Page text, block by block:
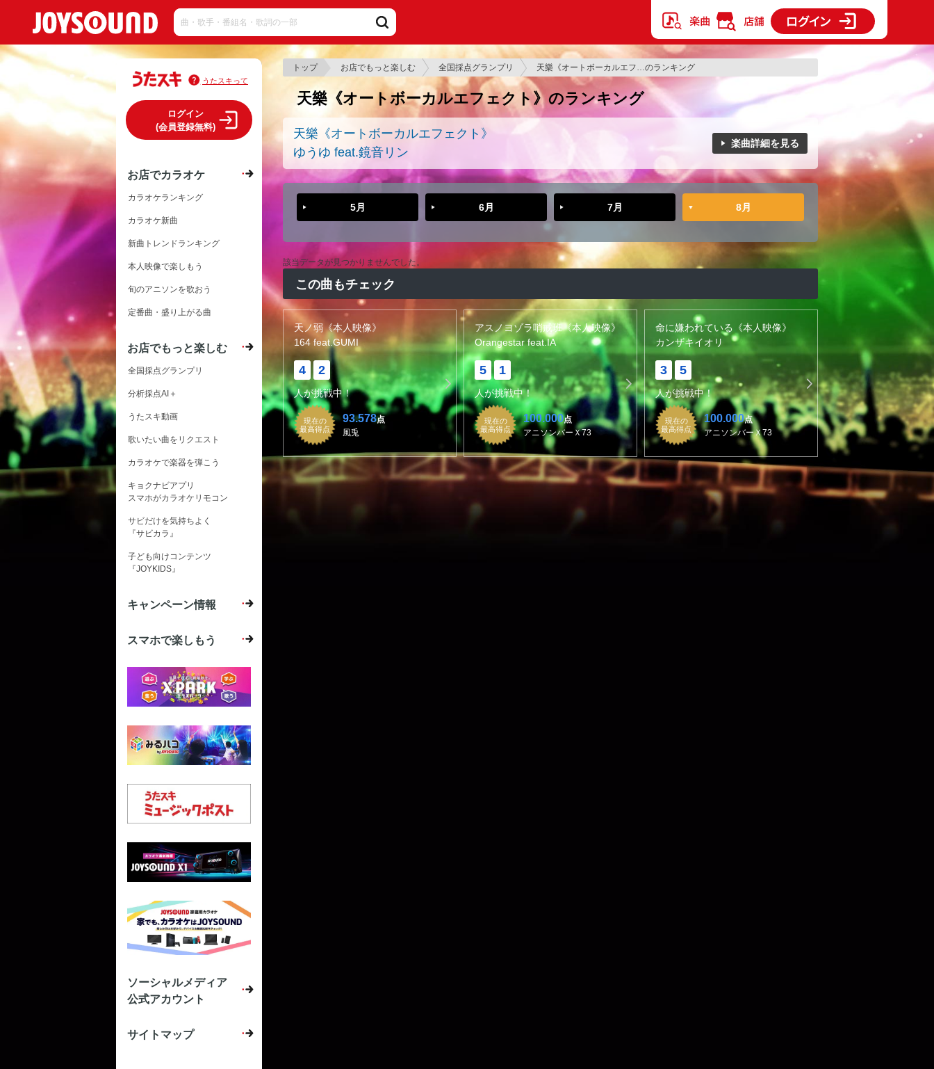
トップ お店でもっと楽しむ 全国採点グランプリ 天樂《オートボーカルエフ…のランキング
天樂《オートボーカルエフェクト》のランキング
天樂《オートボーカルエフェクト》
ゆうゆ feat.鏡音リン
楽曲詳細を見る
5月 6月 7月 8月
該当データが見つかりませんでした。
この曲もチェック
天ノ弱《本人映像》
164 feat.GUMI
4 2
人が挑戦中！
現在の
最高得点
93.578点
風兎
アスノヨゾラ哨戒班《本人映像》
Orangestar feat.IA
5 1
人が挑戦中！
現在の
最高得点
100.000点
アニソンバーＸ73
命に嫌われている《本人映像》
カンザキイオリ
3 5
人が挑戦中！
現在の
最高得点
100.000点
アニソンバーＸ73
うたスキって
ログイン
(会員登録無料)
お店でカラオケ
カラオケランキング
カラオケ新曲
新曲トレンドランキング
本人映像で楽しもう
旬のアニソンを歌おう
定番曲・盛り上がる曲
お店でもっと楽しむ
全国採点グランプリ
分析採点AI＋
うたスキ動画
歌いたい曲をリクエスト
カラオケで楽器を弾こう
キョクナビアプリ
スマホがカラオケリモコン
サビだけを気持ちよく
『サビカラ』
子ども向けコンテンツ
『JOYKIDS』
キャンペーン情報
スマホで楽しもう
ソーシャルメディア
公式アカウント
サイトマップ